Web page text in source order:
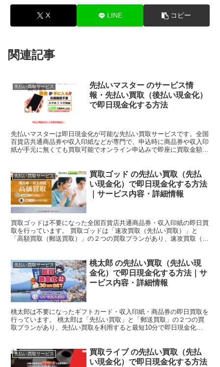
X LINE コピー
関連記事
先払い買取サービス
先払いマスター のサービス情
報・先払い買取（後払い現金化）
で即日現金化する方法
先払いマスターは即日現金化が可能な先払い買取サービスです。全国
百貨店共通商品券や収入印紙などが専門で、申込時に商品券や収入印
紙が手元に無くても買取可能でオンライン申込みで即座に買取金額の
先払い買取サービス
買取ゴッド の先払い買取（先払
い現金化）で即日現金化する方法
｜サービス内容・詳細情報
買取ゴッドは不要になった全国百貨店共通商品券・収入印紙の即日買
取を行っています。 買取ゴッドは「速攻買取（先払い買取）」と
「高額買取（郵送買取）」の２つの買取プランがあり、速攻買取（先
先払い買取サービス
桃太郎 の先払い買取（先払い現
金化）で即日現金化する方法｜サ
ービス内容・詳細情報
桃太郎は不要になったギフトカード・収入印紙・商品券の即日買取を
行っています。 桃太郎は「先払い買取」と「郵送買取」の２つの買
取プランがあり、先払い買取を利用すると最短10分で即日現金化が
先払い買取サービス
買取ライブ の先払い買取（先払
い現金化）で即日現金化する方法